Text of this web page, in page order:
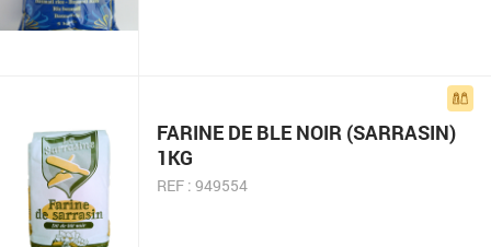
FARINE DE BLE NOIR (SARRASIN)
1KG
REF : 949554